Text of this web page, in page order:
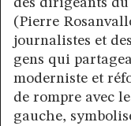
des dirigeants
(Pierre
journalistes et
gens qui
moderniste et
de rompre avec
gauche,